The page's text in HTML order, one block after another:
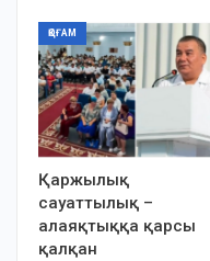
ҚОҒАМ
Қаржылық
сауаттылық –
алаяқтыққа қарсы
қалқан